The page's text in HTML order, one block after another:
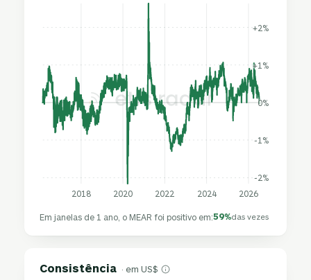
-2%
-1%
0%
+1%
+2%
2018 2020 2022 2024 2026
Em janelas de 1 ano, o MEAR foi positivo em:59%das vezes
Consistência · em US$